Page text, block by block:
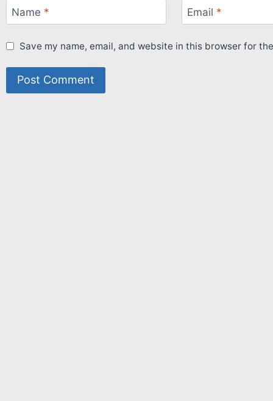
Name * Email *
Save my name, email, and website in this browser for